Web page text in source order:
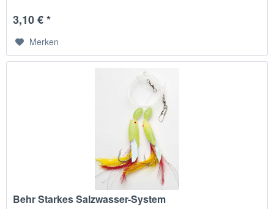
3,10 € *
Merken
Behr Starkes Salzwasser-System